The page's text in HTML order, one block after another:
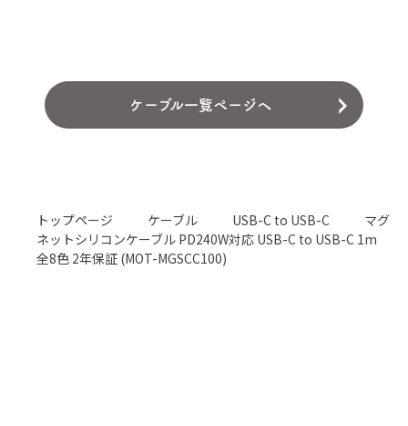
ケーブル一覧ページへ
トップページ ケーブル USB-C to USB-C
マグ
ネットシリコンケーブル PD240W対応 USB-C to USB-C 1m
全8色 2年保証 (MOT-MGSCC100)